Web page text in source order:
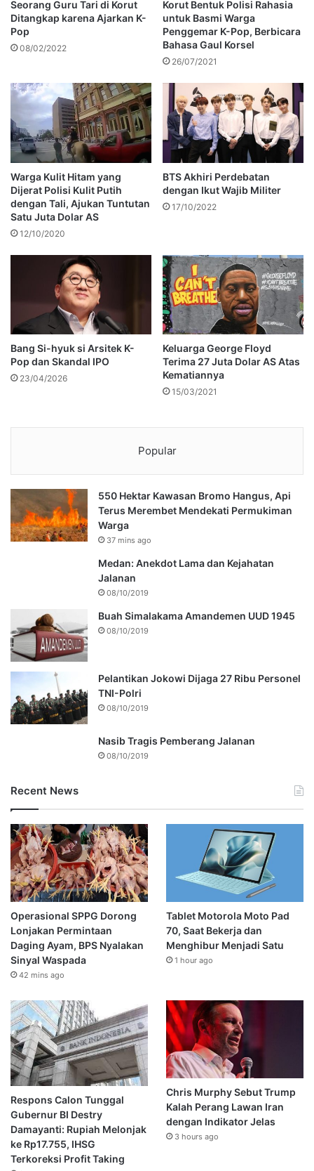
Seorang Guru Tari di Korut
Ditangkap karena Ajarkan K-
Pop
08/02/2022
Korut Bentuk Polisi Rahasia
untuk Basmi Warga
Penggemar K-Pop, Berbicara
Bahasa Gaul Korsel
26/07/2021
Warga Kulit Hitam yang
Dijerat Polisi Kulit Putih
dengan Tali, Ajukan Tuntutan
Satu Juta Dolar AS
12/10/2020
BTS Akhiri Perdebatan
dengan Ikut Wajib Militer
17/10/2022
Bang Si-hyuk si Arsitek K-
Pop dan Skandal IPO
23/04/2026
Keluarga George Floyd
Terima 27 Juta Dolar AS Atas
Kematiannya
15/03/2021
Popular
550 Hektar Kawasan Bromo Hangus, Api
Terus Merembet Mendekati Permukiman
Warga
37 mins ago
Medan: Anekdot Lama dan Kejahatan
Jalanan
08/10/2019
Buah Simalakama Amandemen UUD 1945
08/10/2019
Pelantikan Jokowi Dijaga 27 Ribu Personel
TNI-Polri
08/10/2019
Nasib Tragis Pemberang Jalanan
08/10/2019
Recent News
Operasional SPPG Dorong
Lonjakan Permintaan
Daging Ayam, BPS Nyalakan
Sinyal Waspada
42 mins ago
Tablet Motorola Moto Pad
70, Saat Bekerja dan
Menghibur Menjadi Satu
1 hour ago
Respons Calon Tunggal
Gubernur BI Destry
Damayanti: Rupiah Melonjak
ke Rp17.755, IHSG
Terkoreksi Profit Taking
Chris Murphy Sebut Trump
Kalah Perang Lawan Iran
dengan Indikator Jelas
3 hours ago